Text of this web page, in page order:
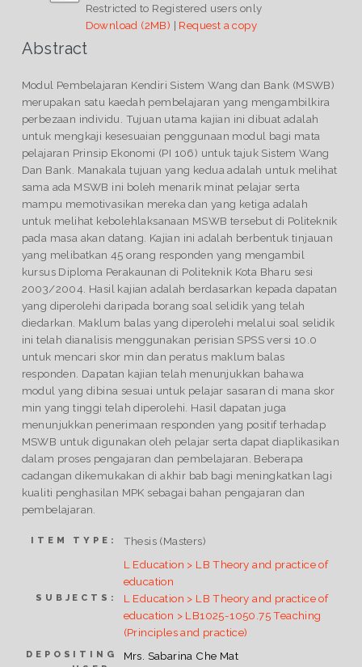
Restricted to Registered users only
Download (2MB) | Request a copy
Abstract
Modul Pembelajaran Kendiri Sistem Wang dan Bank (MSWB)
merupakan satu kaedah pembelajaran yang mengambilkira
perbezaan individu. Tujuan utama kajian ini dibuat adalah
untuk mengkaji kesesuaian penggunaan modul bagi mata
pelajaran Prinsip Ekonomi (PI 106) untuk tajuk Sistem Wang
Dan Bank. Manakala tujuan yang kedua adalah untuk melihat
sama ada MSWB ini boleh menarik minat pelajar serta
mampu memotivasikan mereka dan yang ketiga adalah
untuk melihat kebolehlaksanaan MSWB tersebut di Politeknik
pada masa akan datang. Kajian ini adalah berbentuk tinjauan
yang melibatkan 45 orang responden yang mengambil
kursus Diploma Perakaunan di Politeknik Kota Bharu sesi
2003/2004. Hasil kajian adalah berdasarkan kepada dapatan
yang diperolehi daripada borang soal selidik yang telah
diedarkan. Maklum balas yang diperolehi melalui soal selidik
ini telah dianalisis menggunakan perisian SPSS versi 10.0
untuk mencari skor min dan peratus maklum balas
responden. Dapatan kajian telah menunjukkan bahawa
modul yang dibina sesuai untuk pelajar sasaran di mana skor
min yang tinggi telah diperolehi. Hasil dapatan juga
menunjukkan penerimaan responden yang positif terhadap
MSWB untuk digunakan oleh pelajar serta dapat diaplikasikan
dalam proses pengajaran dan pembelajaran. Beberapa
cadangan dikemukakan di akhir bab bagi meningkatkan lagi
kualiti penghasilan MPK sebagai bahan pengajaran dan
pembelajaran.
ITEM TYPE: Thesis (Masters)
SUBJECTS:
L Education > LB Theory and practice of
education
L Education > LB Theory and practice of
education > LB1025-1050.75 Teaching
(Principles and practice)
DEPOSITING
Mrs. Sabarina Che Mat